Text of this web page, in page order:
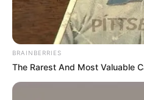
BRAINBERRIES
The Rarest And Most Valuable